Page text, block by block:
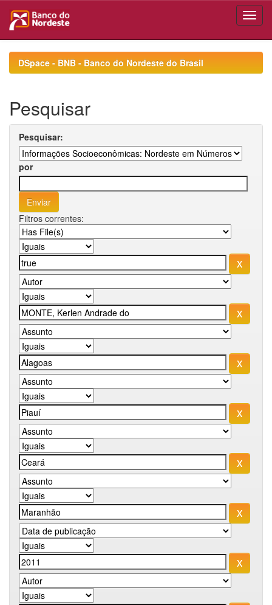
navigationDSpace - BNB - Banco do Nordeste do Brasil
Pesquisar
Pesquisar:
por
Filtros correntes: